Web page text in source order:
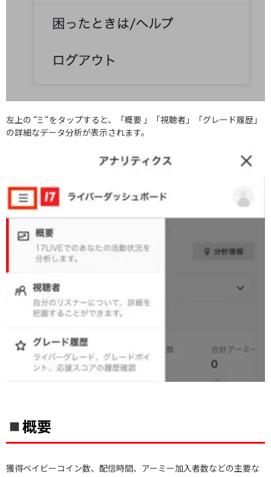
左上の “Ξ “をタップすると、「概要 」「視聴者」「グレード履歴」
の詳細なデータ分析が表示されます。
概要
獲得ベイビーコイン数、配信時間、アーミー加入者数などの主要な